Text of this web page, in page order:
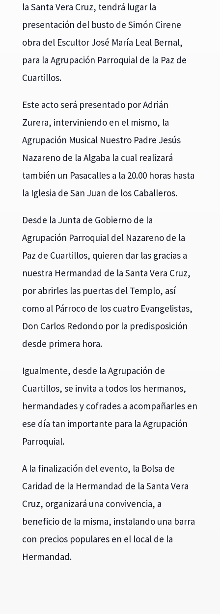
la Santa Vera Cruz, tendrá lugar la
presentación del busto de Simón Cirene
obra del Escultor José María Leal Bernal,
para la Agrupación Parroquial de la Paz de
Cuartillos.
Este acto será presentado por Adrián
Zurera, interviniendo en el mismo, la
Agrupación Musical Nuestro Padre Jesús
Nazareno de la Algaba la cual realizará
también un Pasacalles a la 20.00 horas hasta
la Iglesia de San Juan de los Caballeros.
Desde la Junta de Gobierno de la
Agrupación Parroquial del Nazareno de la
Paz de Cuartillos, quieren dar las gracias a
nuestra Hermandad de la Santa Vera Cruz,
por abrirles las puertas del Templo, así
como al Párroco de los cuatro Evangelistas,
Don Carlos Redondo por la predisposición
desde primera hora.
Igualmente, desde la Agrupación de
Cuartillos, se invita a todos los hermanos,
hermandades y cofrades a acompañarles en
ese día tan importante para la Agrupación
Parroquial.
A la finalización del evento, la Bolsa de
Caridad de la Hermandad de la Santa Vera
Cruz, organizará una convivencia, a
beneficio de la misma, instalando una barra
con precios populares en el local de la
Hermandad.